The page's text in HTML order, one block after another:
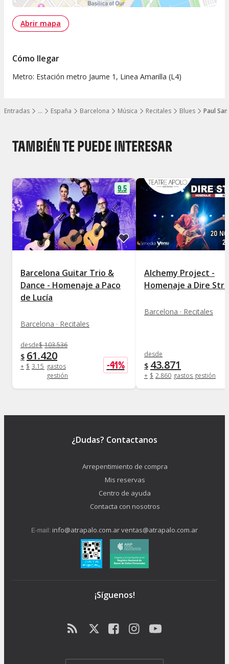
…
Mostrar todos los niveles
Entradas España Barcelona Música Recitales Blues Paul
Abrir mapa
Cómo llegar
Metro: Estación metro Jaume 1, Linea Amarilla (L4)
TAMBIÉN TE PUEDE INTERESAR
9.5
Barcelona Guitar Trio &
Dance - Homenaje a Paco
de Lucía
Barcelona · Recitales
desde$ 103.536
$ 61.420
+ $ 3.158 gastos
gestión
-41%
Alchemy Project -
Homenaje a Dire
Barcelona · Recitales
desde
$ 43.871
+ $ 2.860 gastos gestión
¿Dudas? Contactanos
Arrepentimiento de compra
Mis reservas
Centro de ayuda
Contacta con nosotros
E-mail: info@atrapalo.com.arventas@atrapalo.com.ar
¡Síguenos!